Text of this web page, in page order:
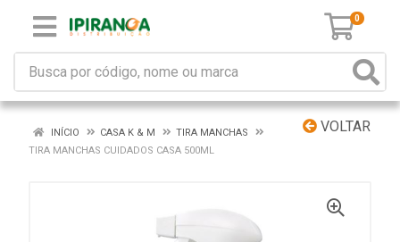
0
VOLTAR
INÍCIO CASA K & M
TIRA MANCHAS
TIRA MANCHAS CUIDADOS CASA 500ML